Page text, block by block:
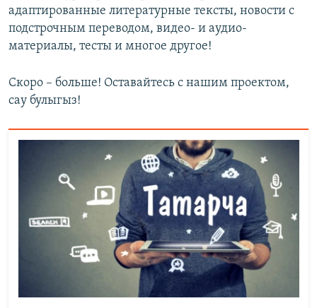
адаптированные литературные тексты, новости с
подстрочным переводом, видео- и аудио-
материалы, тесты и многое другое!
Скоро – больше! Оставайтесь с нашим проектом,
сау булыгыз!​